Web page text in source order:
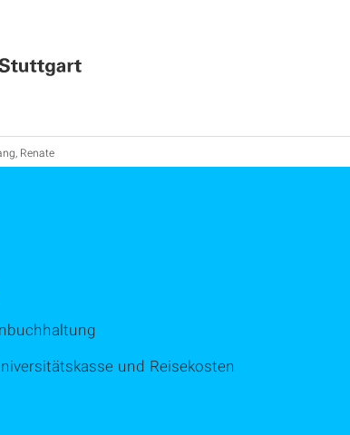
Renate
und Reisekosten